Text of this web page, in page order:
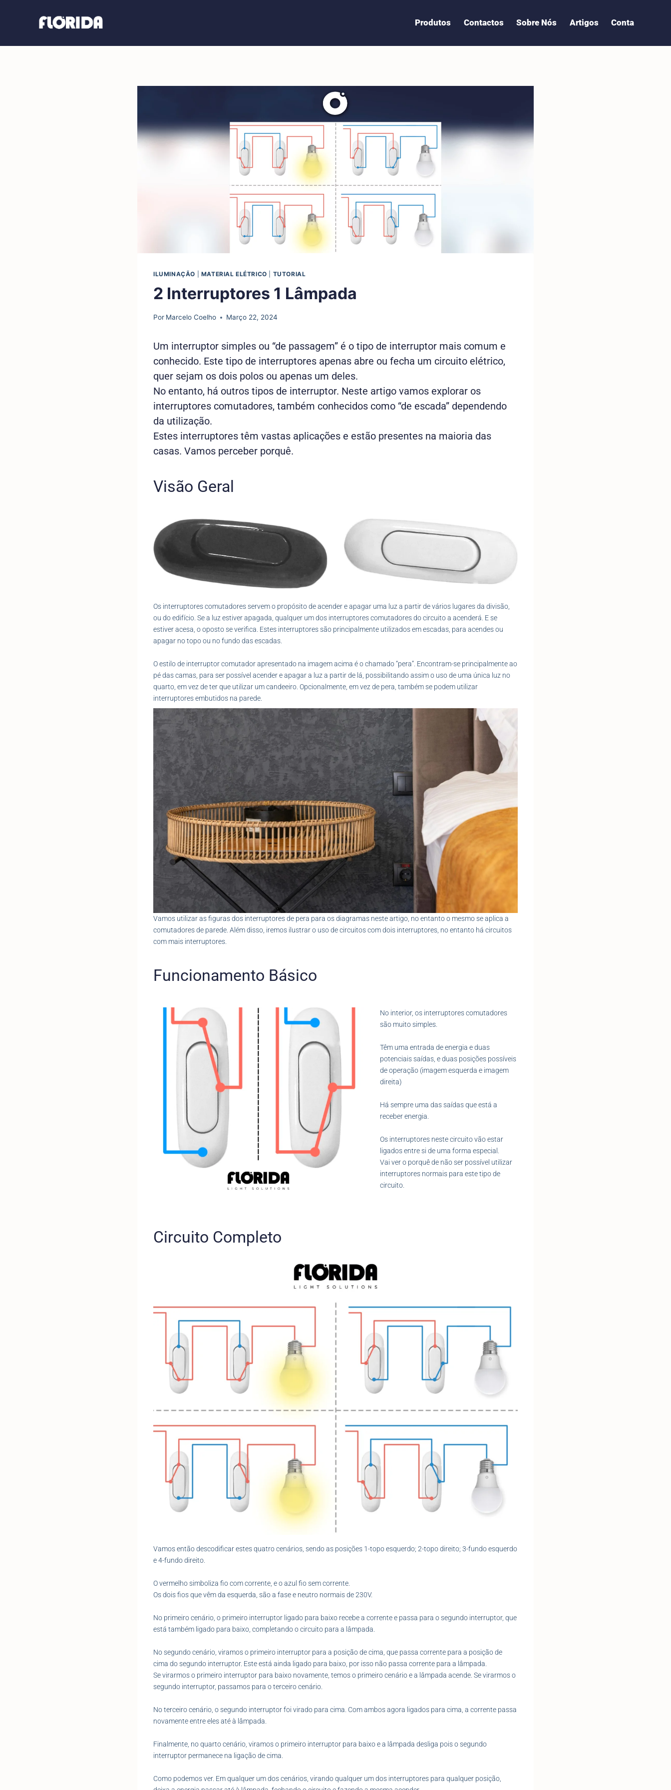
Produtos Contactos Sobre Nós Artigos Conta
ILUMINAÇÃO MATERIAL ELÉTRICO TUTORIAL
2 Interruptores 1 Lâmpada
Por Marcelo Coelho Março 22, 2024
Um interruptor simples ou “de passagem” é o tipo de interruptor mais comum e
conhecido. Este tipo de interruptores apenas abre ou fecha um circuito elétrico,
quer sejam os dois polos ou apenas um deles.
No entanto, há outros tipos de interruptor. Neste artigo vamos explorar os
interruptores comutadores, também conhecidos como “de escada” dependendo
da utilização.
Estes interruptores têm vastas aplicações e estão presentes na maioria das
casas. Vamos perceber porquê.
Visão Geral
Os interruptores comutadores servem o propósito de acender e apagar uma luz a partir de vários lugares da divisão,
ou do edifício. Se a luz estiver apagada, qualquer um dos interruptores comutadores do circuito a acenderá. E se
estiver acesa, o oposto se verifica. Estes interruptores são principalmente utilizados em escadas, para acendes ou
apagar no topo ou no fundo das escadas.
O estilo de interruptor comutador apresentado na imagem acima é o chamado “pera”. Encontram-se principalmente ao
pé das camas, para ser possível acender e apagar a luz a partir de lá, possibilitando assim o uso de uma única luz no
quarto, em vez de ter que utilizar um candeeiro. Opcionalmente, em vez de pera, também se podem utilizar
interruptores embutidos na parede.
Vamos utilizar as figuras dos interruptores de pera para os diagramas neste artigo, no entanto o mesmo se aplica a
comutadores de parede. Além disso, iremos ilustrar o uso de circuitos com dois interruptores, no entanto há circuitos
com mais interruptores.
Funcionamento Básico
No interior, os interruptores comutadores
são muito simples.
Têm uma entrada de energia e duas
potenciais saídas, e duas posições possíveis
de operação (imagem esquerda e imagem
direita)
Há sempre uma das saídas que está a
receber energia.
Os interruptores neste circuito vão estar
ligados entre si de uma forma especial.
Vai ver o porquê de não ser possível utilizar
interruptores normais para este tipo de
circuito.
Circuito Completo
Vamos então descodificar estes quatro cenários, sendo as posições 1-topo esquerdo; 2-topo direito; 3-fundo esquerdo
e 4-fundo direito.
O vermelho simboliza fio com corrente, e o azul fio sem corrente.
Os dois fios que vêm da esquerda, são a fase e neutro normais de 230V.
No primeiro cenário, o primeiro interruptor ligado para baixo recebe a corrente e passa para o segundo interruptor, que
está também ligado para baixo, completando o circuito para a lâmpada.
No segundo cenário, viramos o primeiro interruptor para a posição de cima, que passa corrente para a posição de
cima do segundo interruptor. Este está ainda ligado para baixo, por isso não passa corrente para a lâmpada.
Se virarmos o primeiro interruptor para baixo novamente, temos o primeiro cenário e a lâmpada acende. Se virarmos o
segundo interruptor, passamos para o terceiro cenário.
No terceiro cenário, o segundo interruptor foi virado para cima. Com ambos agora ligados para cima, a corrente passa
novamente entre eles até à lâmpada.
Finalmente, no quarto cenário, viramos o primeiro interruptor para baixo e a lâmpada desliga pois o segundo
interruptor permanece na ligação de cima.
Como podemos ver. Em qualquer um dos cenários, virando qualquer um dos interruptores para qualquer posição,